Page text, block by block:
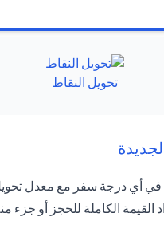
تحويل النقاط
تحويل حصري: 20 ميلاً من سيتي ميل = 1
الكاملة للحجز أو جزء